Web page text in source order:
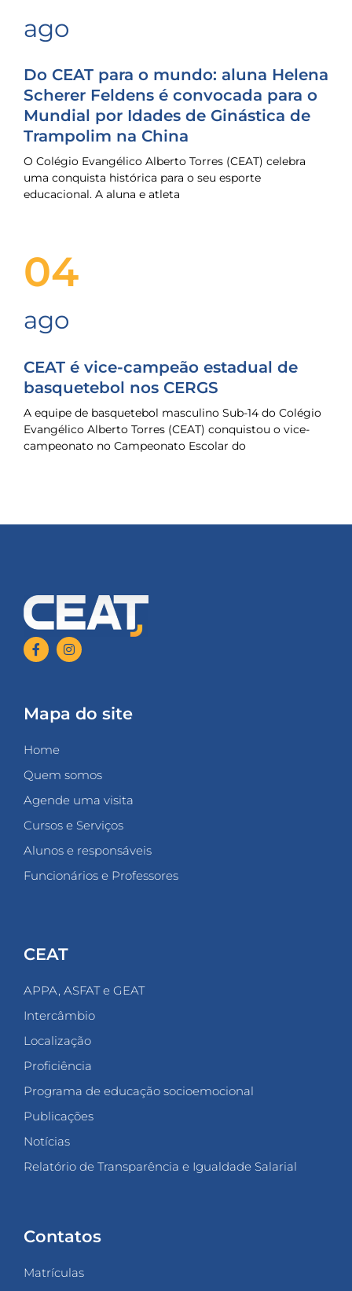
ago
Do CEAT para o mundo: aluna Helena
Scherer Feldens é convocada para o
Mundial por Idades de Ginástica de
Trampolim na China
O Colégio Evangélico Alberto Torres (CEAT) celebra
uma conquista histórica para o seu esporte
educacional. A aluna e atleta
04
ago
CEAT é vice-campeão estadual de
basquetebol nos CERGS
A equipe de basquetebol masculino Sub-14 do Colégio
Evangélico Alberto Torres (CEAT) conquistou o vice-
campeonato no Campeonato Escolar do
Mapa do site
Home
Quem somos
Agende uma visita
Cursos e Serviços
Alunos e responsáveis
Funcionários e Professores
CEAT
APPA, ASFAT e GEAT
Intercâmbio
Localização
Proficiência
Programa de educação socioemocional
Publicações
Notícias
Relatório de Transparência e Igualdade Salarial
Contatos
Matrículas